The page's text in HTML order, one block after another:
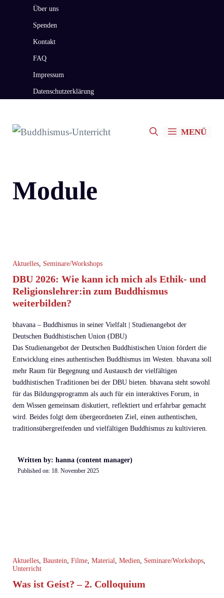
Über uns
Spenden
Kontakt
FAQ
Impressum
Datenschutzerklärung
MENÜ
Module
Aktuelles, Seminare/Workshops
DBU 2026: Wie kann ich mich als Ethik- und
Religionslehrer:in zum Buddhismus
weiterbilden?
bhavana – Buddhismus in seiner Vielfalt | Studienangebot der
Deutschen Buddhistischen Union (DBU)
Das Studienangebot der Deutschen Buddhistischen Union fördert die
Entwicklung eines authentischen Buddhismus im Westen. bhavana soll
mehr Raum für Begegnung und Austausch der vielfältigen
buddhistischen Traditionen bei der DBU bieten. bhavana steht sowohl
für das Bildungsprogramm als auch für ein interaktives Forum, in
dem Wissen gemeinsam diskutiert, reflektiert und erfahrbar gemacht
wird. Beides folgt dem übergeordneten Ziel, einen authentischen,
traditionsübergreifenden und vielfältigen Buddhismus zu kultivieren.
Written by: hanna (content manager)
Published on: 18. November 2025
Aktuelles, Baustein, Filme, Material, Medien, Seminare/Workshops,
Unterricht
Was ist Geist? – 2. Colloquium